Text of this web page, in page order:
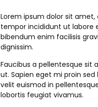
Lorem ipsum dolor sit
tempor incididunt ut labore
bibendum enim facilisis
dignissim.
Faucibus a pellentesque sit
ut. Sapien eget mi proin
velit euismod in
lobortis feugiat vivamus.